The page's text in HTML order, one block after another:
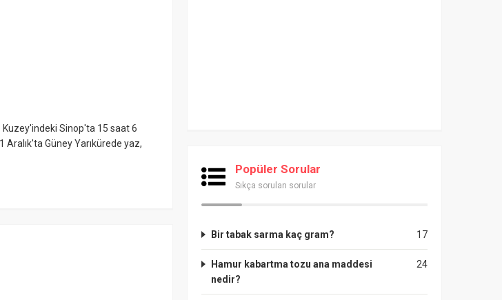
Kuzey'indeki Sinop'ta 15 saat 6
Güney Yarıkürede yaz,
Popüler Sorular
Sıkça sorulan sorular
17
Bir tabak sarma kaç gram?
24
Hamur kabartma tozu ana maddesi
nedir?